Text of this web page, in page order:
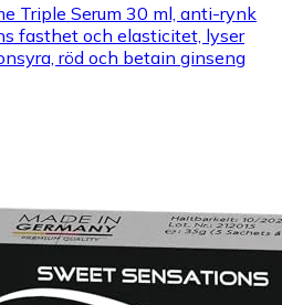
Triple Serum 30 ml, anti-rynk
fasthet och elasticitet, lyser
röd och betain ginseng